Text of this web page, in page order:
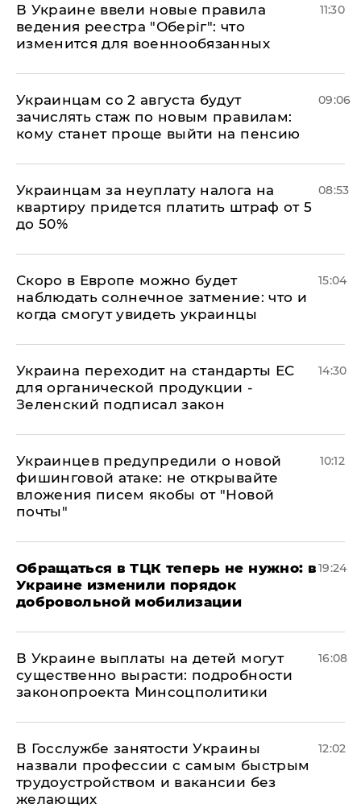
В Украине ввели новые правила
ведения реестра "Оберіг": что
изменится для военнообязанных
11:30
Украинцам со 2 августа будут
зачислять стаж по новым правилам:
кому станет проще выйти на пенсию
09:06
Украинцам за неуплату налога на
квартиру придется платить штраф от 5
до 50%
08:53
Скоро в Европе можно будет
наблюдать солнечное затмение: что и
когда смогут увидеть украинцы
15:04
Украина переходит на стандарты ЕС
для органической продукции -
Зеленский подписал закон
14:30
Украинцев предупредили о новой
фишинговой атаке: не открывайте
вложения писем якобы от "Новой
почты"
10:12
Обращаться в ТЦК теперь не нужно: в
Украине изменили порядок
добровольной мобилизации
19:24
В Украине выплаты на детей могут
существенно вырасти: подробности
законопроекта Минсоцполитики
16:08
В Госслужбе занятости Украины
назвали профессии с самым быстрым
трудоустройством и вакансии без
желающих
12:02